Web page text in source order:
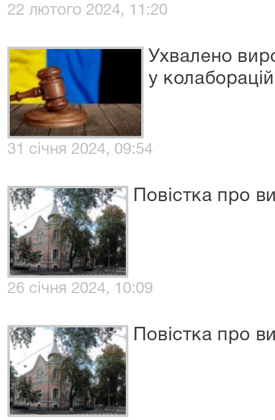
22 лютого 2024, 11:20
Ухвалено
у
31 січня 2024, 09:54
Повістка про
26 січня 2024, 10:09
Повістка про